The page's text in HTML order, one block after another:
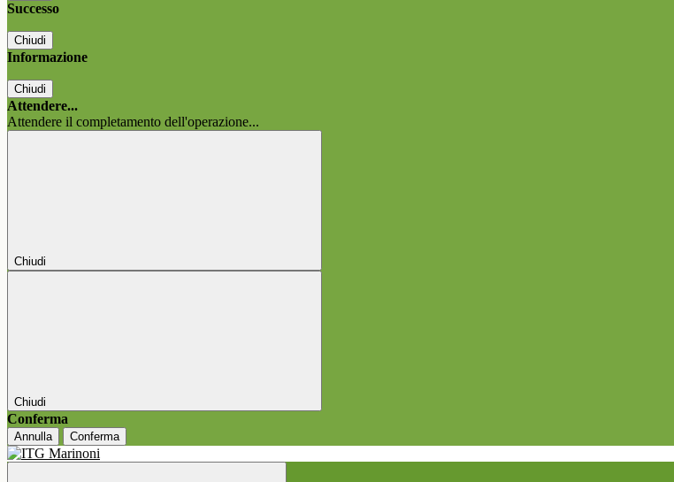
Successo
Chiudi
Informazione
Chiudi
Attendere...
Attendere il completamento dell'operazione...
Chiudi
Chiudi
Conferma
Annulla Conferma